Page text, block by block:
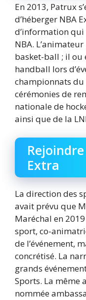
En 2013, Patrux
d’héberger NBA
d’information
NBA.
basket-ball ; il ou
handball lors
championnats du
cérémonies de
nationale de
ainsi que de la
Extra
La direction des
avait prévu que
Maréchal en
sport, co-
de l’événement,
concrétisé. La
grands
Sports. La même
nommée